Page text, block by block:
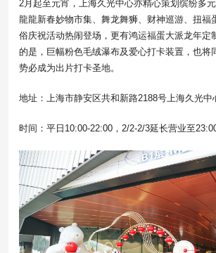
2月起至元宵，上海久光中心亦精心策划缤纷多
龍龍新春妙物市集、舞龙舞狮、财神巡游、扭福
俗庆祝活动热闹登场，更有鸿运福蛋大派龙年定
的是，巨幅粉色毛绒瀑布及爱心打卡装置，也将
势必成为出片打卡圣地。
地址：上海市静安区共和新路2188号上海久光中
时间：平日10:00-22:00，2/2-2/3延长营业至